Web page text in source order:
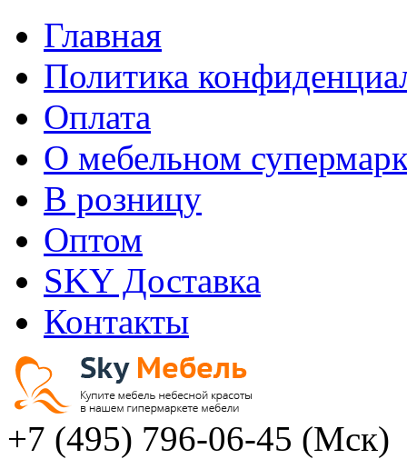
Главная
Политика
Оплата
О мебельном
В розницу
Оптом
SKY Доставка
Контакты
+7 (495) 796-06-45 (Мск)